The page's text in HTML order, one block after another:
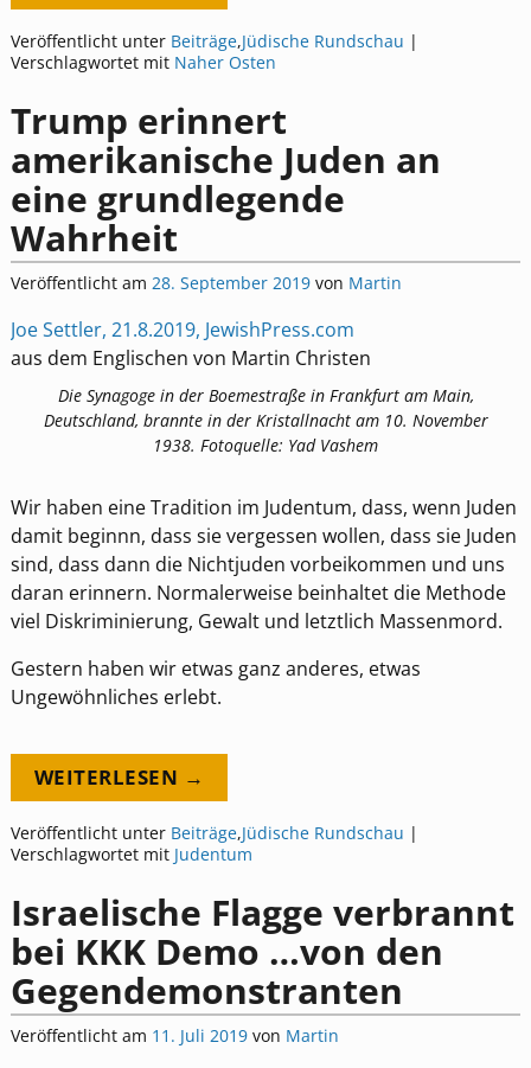
Veröffentlicht unter Beiträge,Jüdische Rundschau |
Verschlagwortet mit Naher Osten
Trump erinnert
amerikanische Juden an
eine grundlegende
Wahrheit
Veröffentlicht am 28. September 2019 von Martin
Joe Settler, 21.8.2019, JewishPress.com
aus dem Englischen von Martin Christen
Die Synagoge in der Boemestraße in Frankfurt am Main,
Deutschland, brannte in der Kristallnacht am 10. November
1938. Fotoquelle: Yad Vashem
Wir haben eine Tradition im Judentum, dass, wenn Juden
damit beginnn, dass sie vergessen wollen, dass sie Juden
sind, dass dann die Nichtjuden vorbeikommen und uns
daran erinnern. Normalerweise beinhaltet die Methode
viel Diskriminierung, Gewalt und letztlich Massenmord.
Gestern haben wir etwas ganz anderes, etwas
Ungewöhnliches erlebt.
WEITERLESEN →
Veröffentlicht unter Beiträge,Jüdische Rundschau |
Verschlagwortet mit Judentum
Israelische Flagge verbrannt
bei KKK Demo …von den
Gegendemonstranten
Veröffentlicht am 11. Juli 2019 von Martin